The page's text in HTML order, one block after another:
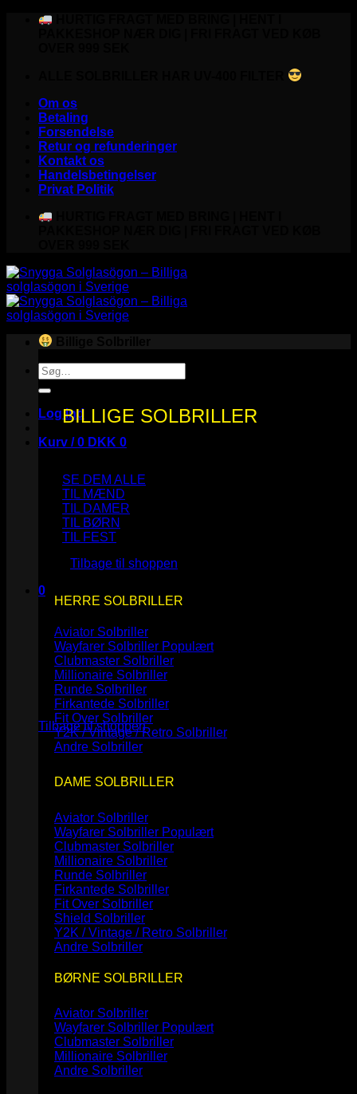
Fortsæt
Om os
Betaling
Forsendelse
Retur og refunderinger
Kontakt os
Handelsbetingelser
Privat Politik
Søg
efter:
Log ind
Kurv /0 DKK 0
Ingen varer i kurven.
Tilbage til shoppen
0
Kurv
Ingen varer i kurven.
Tilbage til shoppen
BILLIGE SOLBRILLER
SE DEM ALLE
TIL MÆND
TIL DAMER
TIL BØRN
TIL FEST
HERRE SOLBRILLER
Aviator Solbriller
Wayfarer Solbriller
Clubmaster Solbriller
Millionaire Solbriller
Runde Solbriller
Firkantede Solbriller
Fit Over Solbriller
Y2K / Vintage / Retro Solbriller
Andre Solbriller
DAME SOLBRILLER
Aviator Solbriller
Wayfarer Solbriller
Clubmaster Solbriller
Millionaire Solbriller
Runde Solbriller
Firkantede Solbriller
Fit Over Solbriller
Shield Solbriller
Y2K / Vintage / Retro Solbriller
Andre Solbriller
BØRNE SOLBRILLER
Aviator Solbriller
Wayfarer Solbriller
Clubmaster Solbriller
Millionaire Solbriller
Andre Solbriller